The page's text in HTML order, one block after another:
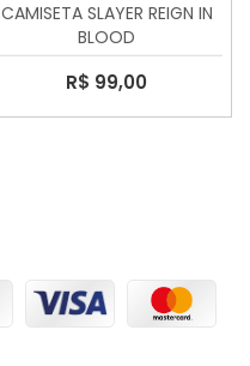
CAMISETA SLAYER REIGN IN
BLOOD
R$ 99,00